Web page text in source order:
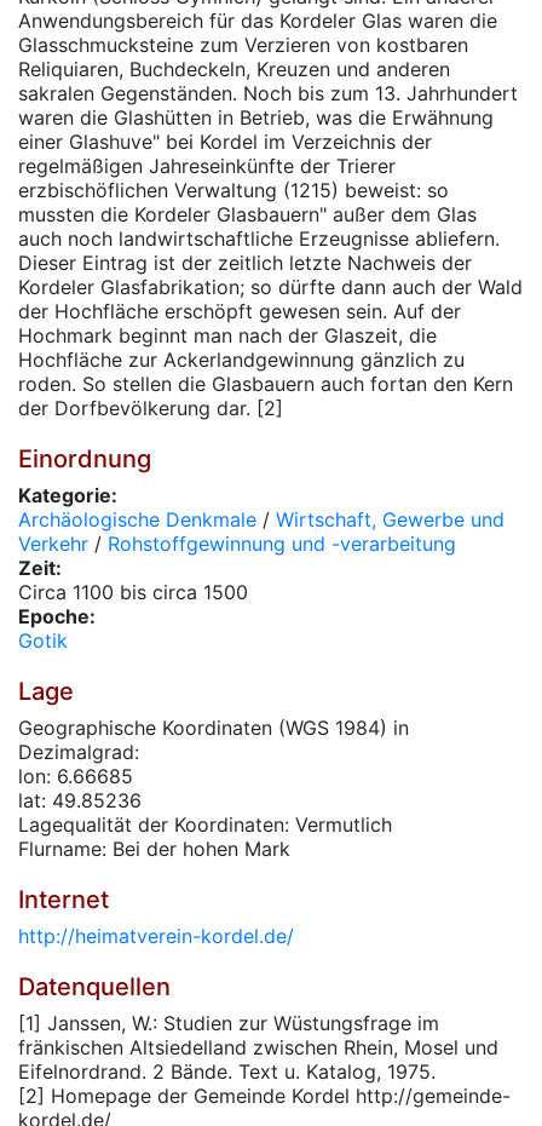
Anwendungsbereich für das Kordeler Glas waren die
Glasschmucksteine zum Verzieren von kostbaren
Reliquiaren, Buchdeckeln, Kreuzen und anderen
sakralen Gegenständen. Noch bis zum 13. Jahrhundert
waren die Glashütten in Betrieb, was die Erwähnung
einer Glashuve" bei Kordel im Verzeichnis der
regelmäßigen Jahreseinkünfte der Trierer
erzbischöflichen Verwaltung (1215) beweist: so
mussten die Kordeler Glasbauern" außer dem Glas
auch noch landwirtschaftliche Erzeugnisse abliefern.
Dieser Eintrag ist der zeitlich letzte Nachweis der
Kordeler Glasfabrikation; so dürfte dann auch der Wald
der Hochfläche erschöpft gewesen sein. Auf der
Hochmark beginnt man nach der Glaszeit, die
Hochfläche zur Ackerlandgewinnung gänzlich zu
roden. So stellen die Glasbauern auch fortan den Kern
der Dorfbevölkerung dar. [2]
Einordnung
Kategorie:
Archäologische Denkmale / Wirtschaft, Gewerbe und
Verkehr / Rohstoffgewinnung und -verarbeitung
Zeit:
Circa 1100 bis circa 1500
Epoche:
Gotik
Lage
Geographische Koordinaten (WGS 1984) in
Dezimalgrad:
lon: 6.66685
lat: 49.85236
Lagequalität der Koordinaten: Vermutlich
Flurname: Bei der hohen Mark
Internet
http://heimatverein-kordel.de/
Datenquellen
[1] Janssen, W.: Studien zur Wüstungsfrage im
fränkischen Altsiedelland zwischen Rhein, Mosel und
Eifelnordrand. 2 Bände. Text u. Katalog, 1975.
[2] Homepage der Gemeinde Kordel http://gemeinde-
kordel.de/